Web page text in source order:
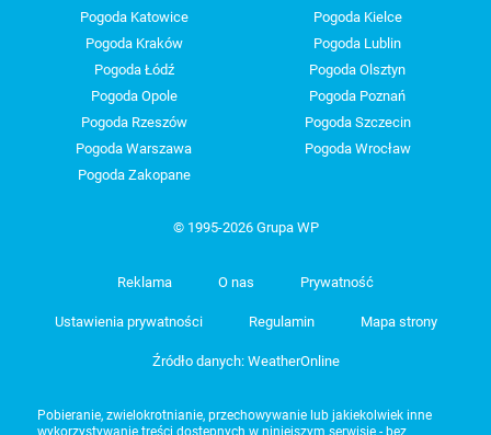
Pogoda Katowice
Pogoda Kielce
Pogoda Kraków
Pogoda Lublin
Pogoda Łódź
Pogoda Olsztyn
Pogoda Opole
Pogoda Poznań
Pogoda Rzeszów
Pogoda Szczecin
Pogoda Warszawa
Pogoda Wrocław
Pogoda Zakopane
© 1995-2026 Grupa WP
Reklama O nas Prywatność
Ustawienia prywatności Regulamin Mapa strony
Źródło danych: WeatherOnline
Pobieranie, zwielokrotnianie, przechowywanie lub jakiekolwiek inne
wykorzystywanie treści dostępnych w niniejszym serwisie - bez